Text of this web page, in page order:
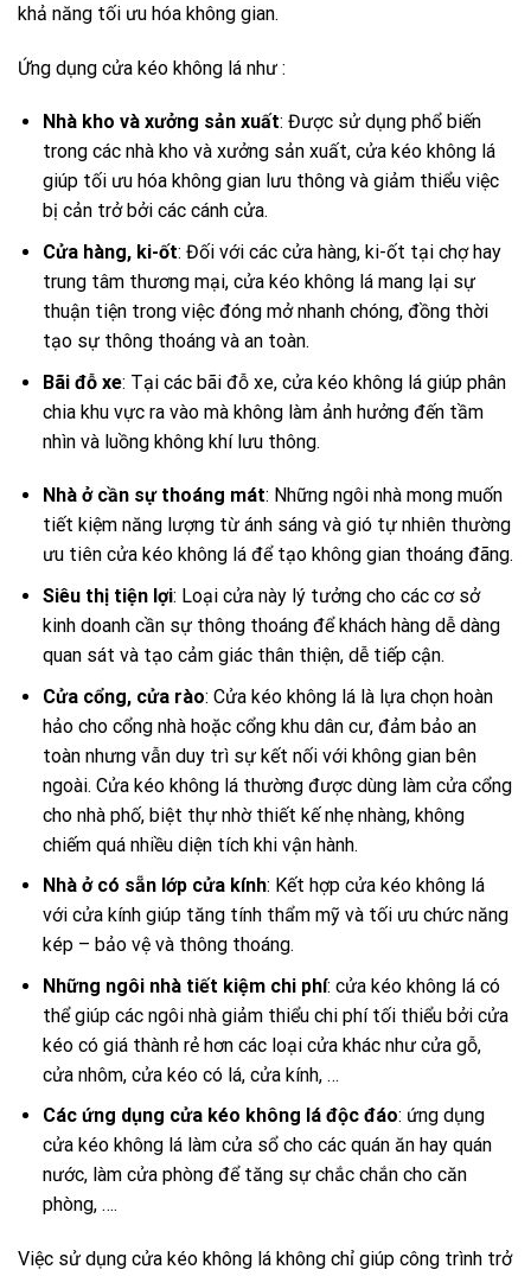
khả năng tối ưu hóa không gian.
Ứng dụng cửa kéo không lá như :
Nhà kho và xưởng sản xuất: Được sử dụng phổ biến
trong các nhà kho và xưởng sản xuất, cửa kéo không lá
giúp tối ưu hóa không gian lưu thông và giảm thiểu việc
bị cản trở bởi các cánh cửa.
Cửa hàng, ki-ốt: Đối với các cửa hàng, ki-ốt tại chợ hay
trung tâm thương mại, cửa kéo không lá mang lại sự
thuận tiện trong việc đóng mở nhanh chóng, đồng thời
tạo sự thông thoáng và an toàn.
Bãi đỗ xe: Tại các bãi đỗ xe, cửa kéo không lá giúp phân
chia khu vực ra vào mà không làm ảnh hưởng đến tầm
nhìn và luồng không khí lưu thông.
Nhà ở cần sự thoáng mát: Những ngôi nhà mong muốn
tiết kiệm năng lượng từ ánh sáng và gió tự nhiên thường
ưu tiên cửa kéo không lá để tạo không gian thoáng đãng.
Siêu thị tiện lợi: Loại cửa này lý tưởng cho các cơ sở
kinh doanh cần sự thông thoáng để khách hàng dễ dàng
quan sát và tạo cảm giác thân thiện, dễ tiếp cận.
Cửa cổng, cửa rào: Cửa kéo không lá là lựa chọn hoàn
hảo cho cổng nhà hoặc cổng khu dân cư, đảm bảo an
toàn nhưng vẫn duy trì sự kết nối với không gian bên
ngoài. Cửa kéo không lá thường được dùng làm cửa cổng
cho nhà phố, biệt thự nhờ thiết kế nhẹ nhàng, không
chiếm quá nhiều diện tích khi vận hành.
Nhà ở có sẵn lớp cửa kính: Kết hợp cửa kéo không lá
với cửa kính giúp tăng tính thẩm mỹ và tối ưu chức năng
kép – bảo vệ và thông thoáng.
Những ngôi nhà tiết kiệm chi phí: cửa kéo không lá có
thể giúp các ngôi nhà giảm thiểu chi phí tối thiểu bởi cửa
kéo có giá thành rẻ hơn các loại cửa khác như cửa gỗ,
cửa nhôm, cửa kéo có lá, cửa kính, …
Các ứng dụng cửa kéo không lá độc đáo: ứng dụng
cửa kéo không lá làm cửa sổ cho các quán ăn hay quán
nước, làm cửa phòng để tăng sự chắc chắn cho căn
phòng, ….
Việc sử dụng cửa kéo không lá không chỉ giúp công trình trở